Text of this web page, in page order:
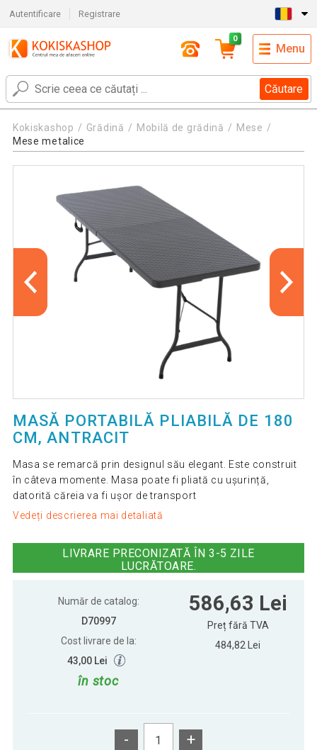
Autentificare Registrare
Căutare
0
Menu
Kokiskashop Grădină Mobilă de grădină
Mese
Mese metalice
MASĂ PORTABILĂ PLIABILĂ DE 180
CM, ANTRACIT
Masa se remarcă prin designul său elegant. Este construit
în câteva momente. Masa poate fi pliată cu ușurință,
datorită căreia va fi ușor de transport
Vedeți descrierea mai detaliată
LIVRARE PRECONIZATĂ ÎN 3-5 ZILE
LUCRĂTOARE.
Număr de catalog:
D70997
Cost livrare de la:
43,00 Lei
în stoc
586,63 Lei
Preț fără TVA
484,82 Lei
- +